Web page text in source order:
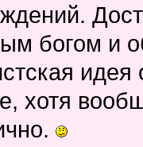
богом и
идея
хотя